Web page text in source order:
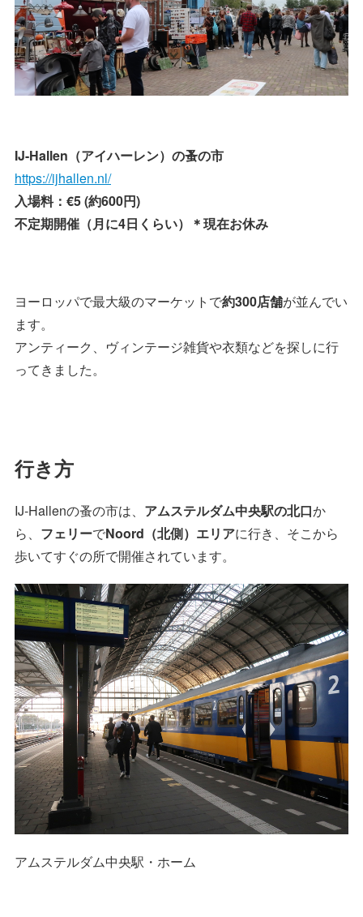
IJ-Hallen（アイハーレン）の蚤の市
https://ijhallen.nl/
入場料：€5 (約600円)
不定期開催（月に4日くらい）＊現在お休み
ヨーロッパで最大級のマーケットで約300店舗が並んでい
ます。
アンティーク、ヴィンテージ雑貨や衣類などを探しに行
ってきました。
行き方
IJ-Hallenの蚤の市は、 アムステルダム中央駅の北口か
ら、 フェリーでNoord（北側）エリアに行き、そこから
歩いてすぐの所で開催されています。
アムステルダム中央駅・ホーム